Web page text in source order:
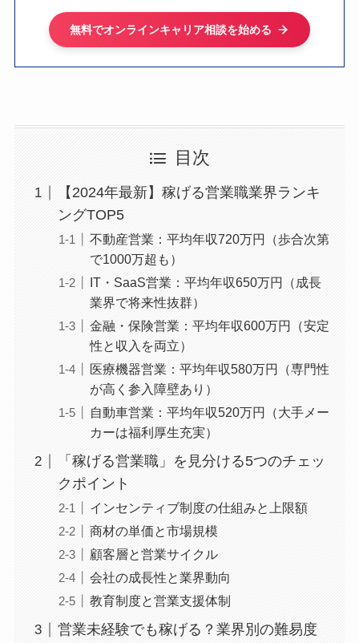
無料でオンラインキャリア相談を始める
目次
【2024年最新】稼げる営業職業界ランキ
ングTOP5
不動産営業：平均年収720万円（歩合次第
で1000万超も）
IT・SaaS営業：平均年収650万円（成長
業界で将来性抜群）
金融・保険営業：平均年収600万円（安定
性と収入を両立）
医療機器営業：平均年収580万円（専門性
が高く参入障壁あり）
自動車営業：平均年収520万円（大手メー
カーは福利厚生充実）
「稼げる営業職」を見分ける5つのチェッ
クポイント
インセンティブ制度の仕組みと上限額
商材の単価と市場規模
顧客層と営業サイクル
会社の成長性と業界動向
教育制度と営業支援体制
営業未経験でも稼げる？業界別の難易度